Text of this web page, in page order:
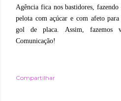
Agência fica nos bastidores,
pelota com açúcar e com afeto
gol de placa. Assim, fazemos
Comunicação!
Compartilhar